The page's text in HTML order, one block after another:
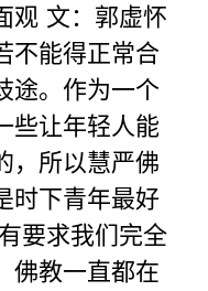
观 文：郭虚怀
不能得正常合
途。作为一个
些让年轻人能
，所以慧严佛
时下青年最好
要求我们完全
佛教一直都在